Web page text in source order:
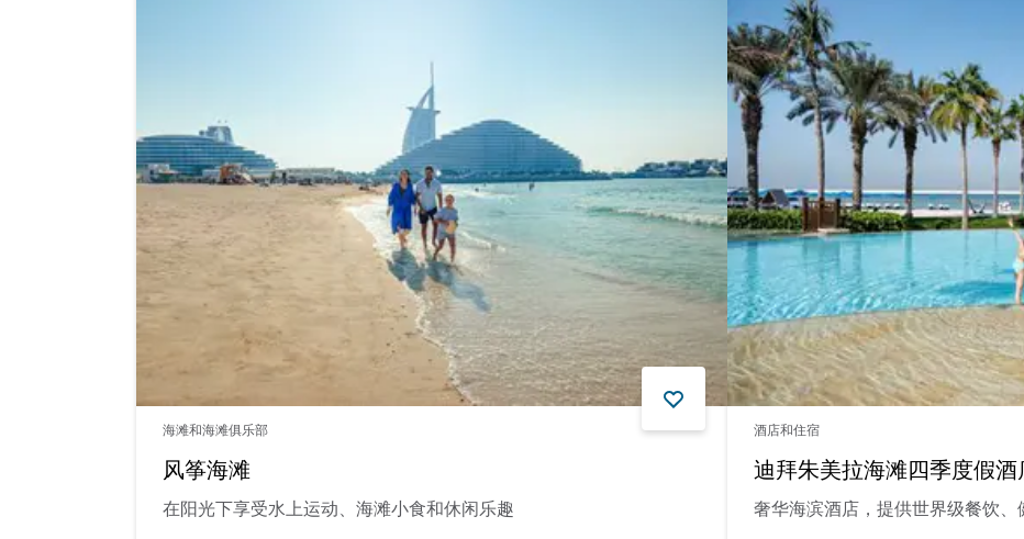
海滩和海滩俱乐部
风筝海滩
在阳光下享受水上运动、海滩小食和休闲乐趣
酒店和住宿
迪拜朱美拉海滩四季度假
奢华海滨酒店，提供世界级餐饮